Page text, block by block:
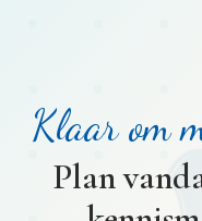
Klaar om
Plan